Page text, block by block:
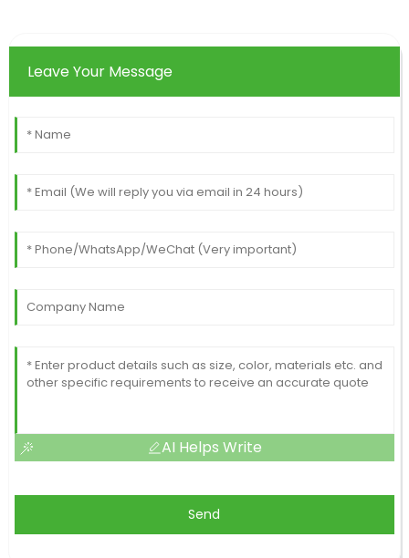
Leave Your Message
AI Helps Write
Send